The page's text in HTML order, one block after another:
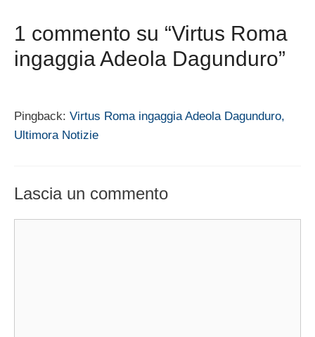
1 commento su “Virtus Roma
ingaggia Adeola Dagunduro”
Pingback: Virtus Roma ingaggia Adeola Dagunduro,
Ultimora Notizie
Lascia un commento